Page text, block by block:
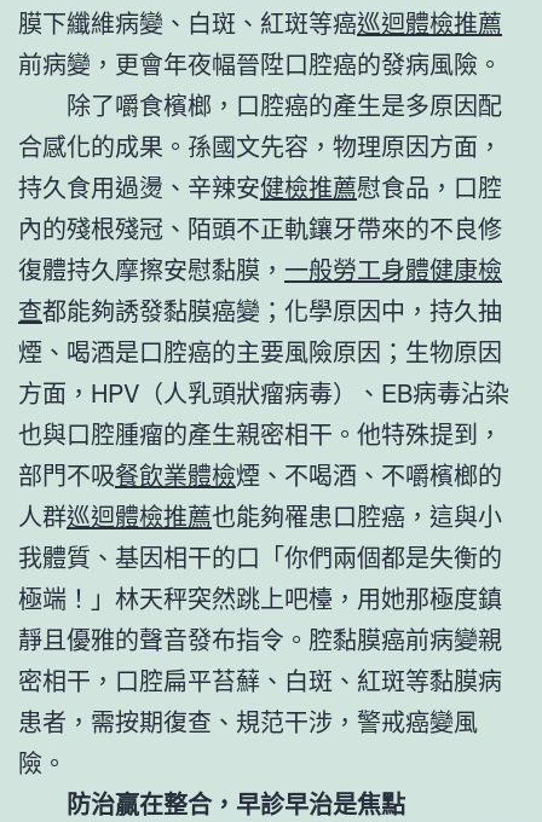
膜下纖維病變、白斑、紅斑等癌巡迴體檢推薦
前病變，更會年夜幅晉陞口腔癌的發病風險。
除了嚼食檳榔，口腔癌的產生是多原因配
合感化的成果。孫國文先容，物理原因方面，
持久食用過燙、辛辣安健檢推薦慰食品，口腔
內的殘根殘冠、陌頭不正軌鑲牙帶來的不良修
復體持久摩擦安慰黏膜， 一般勞工身體健康檢
查都能夠誘發黏膜癌變；化學原因中，持久抽
煙、喝酒是口腔癌的主要風險原因；生物原因
方面，HPV（人乳頭狀瘤病毒）、EB病毒沾染
也與口腔腫瘤的產生親密相干。他特殊提到，
部門不吸餐飲業體檢煙、不喝酒、不嚼檳榔的
人群巡迴體檢推薦也能夠罹患口腔癌，這與小
我體質、基因相干的口「你們兩個都是失衡的
極端！」林天秤突然跳上吧檯，用她那極度鎮
靜且優雅的聲音發布指令。腔黏膜癌前病變親
密相干，口腔扁平苔蘚、白斑、紅斑等黏膜病
患者，需按期復查、規范干涉，警戒癌變風
險。
防治贏在整合，早診早治是焦點